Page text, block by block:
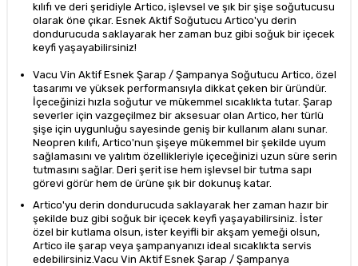
kılıfı ve deri şeridiyle Artico, işlevsel ve şık bir şişe soğutucusu
olarak öne çıkar. Esnek Aktif Soğutucu Artico'yu derin
dondurucuda saklayarak her zaman buz gibi soğuk bir içecek
keyfi yaşayabilirsiniz!
Vacu Vin Aktif Esnek Şarap / Şampanya Soğutucu Artico, özel
tasarımı ve yüksek performansıyla dikkat çeken bir üründür.
İçeceğinizi hızla soğutur ve mükemmel sıcaklıkta tutar. Şarap
severler için vazgeçilmez bir aksesuar olan Artico, her türlü
şişe için uygunluğu sayesinde geniş bir kullanım alanı sunar.
Neopren kılıfı, Artico'nun şişeye mükemmel bir şekilde uyum
sağlamasını ve yalıtım özellikleriyle içeceğinizi uzun süre serin
tutmasını sağlar. Deri şerit ise hem işlevsel bir tutma sapı
görevi görür hem de ürüne şık bir dokunuş katar.
Artico'yu derin dondurucuda saklayarak her zaman hazır bir
şekilde buz gibi soğuk bir içecek keyfi yaşayabilirsiniz. İster
özel bir kutlama olsun, ister keyifli bir akşam yemeği olsun,
Artico ile şarap veya şampanyanızı ideal sıcaklıkta servis
edebilirsiniz.Vacu Vin Aktif Esnek Şarap / Şampanya